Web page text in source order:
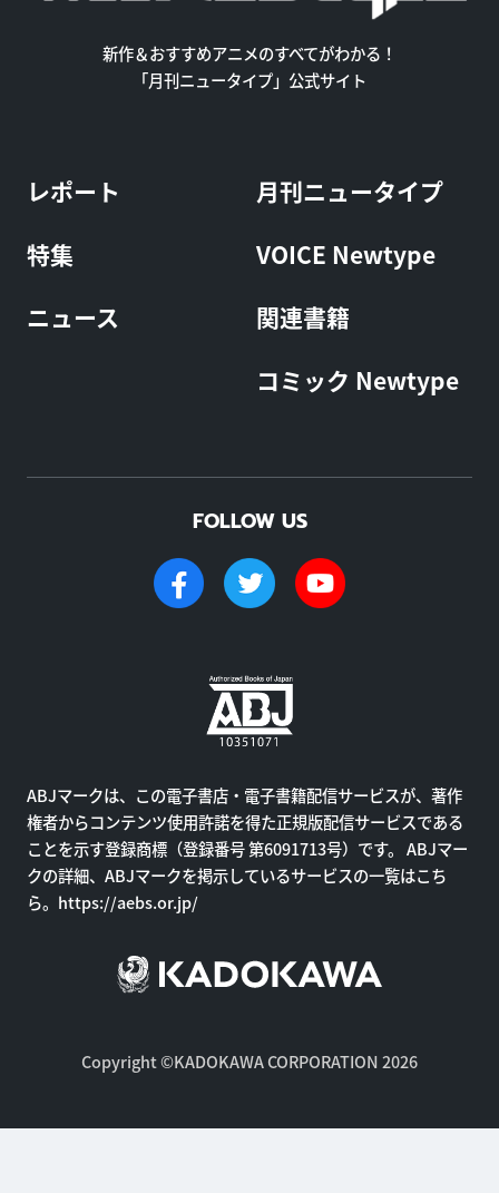
新作＆おすすめアニメのすべてがわかる！
「月刊ニュータイプ」公式サイト
レポート
特集
ニュース
月刊ニュータイプ
VOICE Newtype
関連書籍
コミック Newtype
FOLLOW US
ABJマークは、この電子書店・電子書籍配信サービスが、著作
権者からコンテンツ使用許諾を得た正規版配信サービスである
ことを示す登録商標（登録番号 第6091713号）です。 ABJマー
クの詳細、ABJマークを掲示しているサービスの一覧はこち
ら。 https://aebs.or.jp/
Copyright ©KADOKAWA CORPORATION 2026